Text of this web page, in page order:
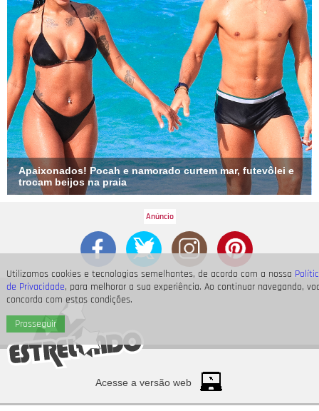
Utilizamos cookies e tecnologias semelhantes, de acordo com a nossa
de Privacidade, para melhorar a sua experiência. Ao continuar navegando,
concorda com estas condições.
Prosseguir
Apaixonados! Pocah e namorado curtem mar, futevôlei e
trocam beijos na praia
Acesse a versão web